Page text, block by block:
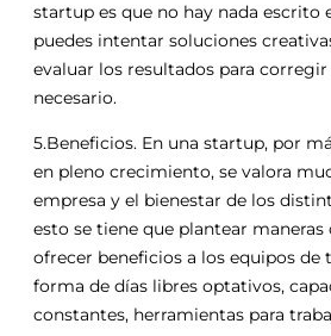
startup es que no hay nada escrito
puedes intentar soluciones
evaluar los resultados para
necesario.
5.Beneficios. En una startup, por
en pleno crecimiento, se valora
empresa y el bienestar de los
esto se tiene que plantear maneras
ofrecer beneficios a los equipos de
forma de días libres optativos,
constantes, herramientas para